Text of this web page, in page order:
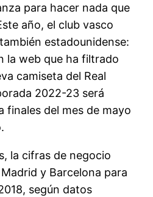
para hacer nada que
año, el club vasco
estadounidense:
la web que ha filtrado
camiseta del Real
2022-23 será
finales del mes de mayo
la cifras de negocio
y Barcelona para
según datos